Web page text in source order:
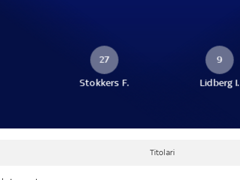
27
Stokkers F.
9
Lidberg I.
Titolari